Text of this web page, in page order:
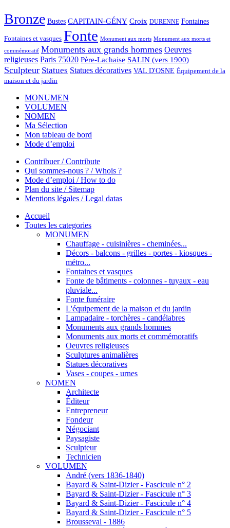
Bronze Bustes CAPITAIN-GÉNY Croix DURENNE Fontaines
Fontaines et vasques Fonte Monument aux morts Monument aux morts et
commémoratif Monuments aux grands hommes Oeuvres
religieuses Paris 75020 Père-Lachaise SALIN (vers 1900)
Sculpteur Statues Statues décoratives VAL D'OSNE Équipement de la
maison et du jardin
MONUMEN
VOLUMEN
NOMEN
Ma Sélection
Mon tableau de bord
Mode d’emploi
Contribuer / Contribute
Qui sommes-nous ? / Whois ?
Mode d’emploi / How to do
Plan du site / Sitemap
Mentions légales / Legal datas
Accueil
Toutes les categories
MONUMEN
Chauffage - cuisinières - cheminées...
Décors - balcons - grilles - portes - kiosques -
métro...
Fontaines et vasques
Fonte de bâtiments - colonnes - tuyaux - eau
pluviale...
Fonte funéraire
L'équipement de la maison et du jardin
Lampadaire - torchères - candélabres
Monuments aux grands hommes
Monuments aux morts et commémoratifs
Oeuvres religieuses
Sculptures animalières
Statues décoratives
Vases - coupes - urnes
NOMEN
Architecte
Éditeur
Entrepreneur
Fondeur
Négociant
Paysagiste
Sculpteur
Technicien
VOLUMEN
André (vers 1836-1840)
Bayard & Saint-Dizier - Fascicule n° 2
Bayard & Saint-Dizier - Fascicule n° 3
Bayard & Saint-Dizier - Fascicule n° 4
Bayard & Saint-Dizier - Fascicule n° 5
Brousseval - 1886